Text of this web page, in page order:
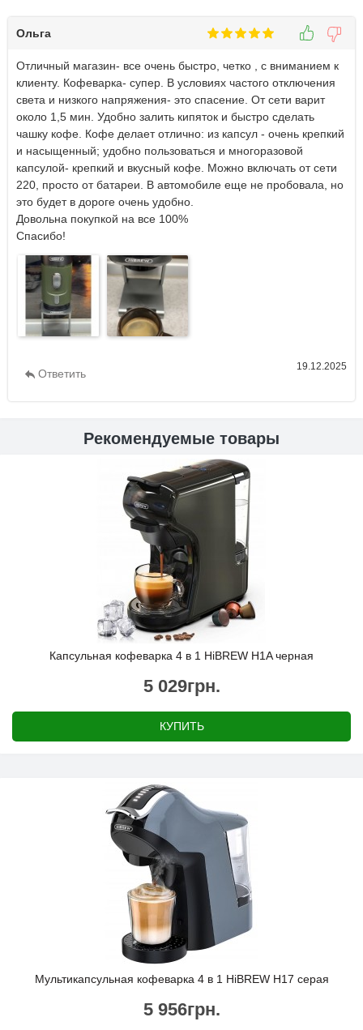
Ольга
Отличный магазин- все очень быстро, четко , с вниманием к
клиенту. Кофеварка- супер. В условиях частого отключения
света и низкого напряжения- это спасение. От сети варит
около 1,5 мин. Удобно залить кипяток и быстро сделать
чашку кофе. Кофе делает отлично: из капсул - очень крепкий
и насыщенный; удобно пользоваться и многоразовой
капсулой- крепкий и вкусный кофе. Можно включать от сети
220, просто от батареи. В автомобиле еще не пробовала, но
это будет в дороге очень удобно.
Довольна покупкой на все 100%
Спасибо!
19.12.2025
Ответить
Рекомендуемые товары
Капсульная кофеварка 4 в 1 HiBREW H1A черная
5 029грн.
КУПИТЬ
Мультикапсульная кофеварка 4 в 1 HiBREW H17 серая
5 956грн.